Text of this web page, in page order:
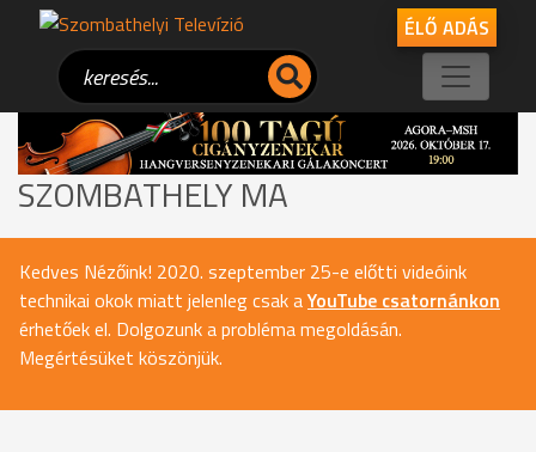
ÉLŐ ADÁS
SZOMBATHELY MA
Kedves Nézőink! 2020. szeptember 25-e előtti videóink
technikai okok miatt jelenleg csak aYouTube csatornánkon
érhetőek el. Dolgozunk a probléma megoldásán.
Megértésüket köszönjük.